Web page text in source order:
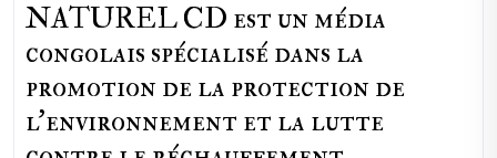
NATUREL CD est un média
congolais spécialisé dans la
promotion de la protection de
l’environnement et la lutte